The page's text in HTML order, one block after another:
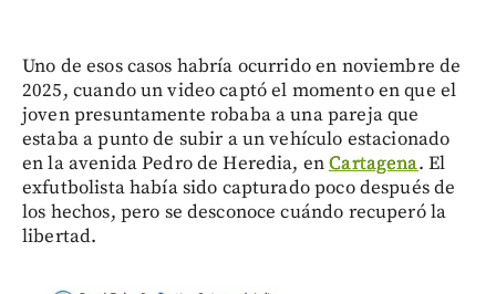
Uno de esos casos habría ocurrido en noviembre de
2025, cuando un video captó el momento en que el
joven presuntamente robaba a una pareja que
estaba a punto de subir a un vehículo estacionado
en la avenida Pedro de Heredia, enCartagena. El
exfutbolista había sido capturado poco después de
los hechos, pero se desconoce cuándo recuperó la
libertad.